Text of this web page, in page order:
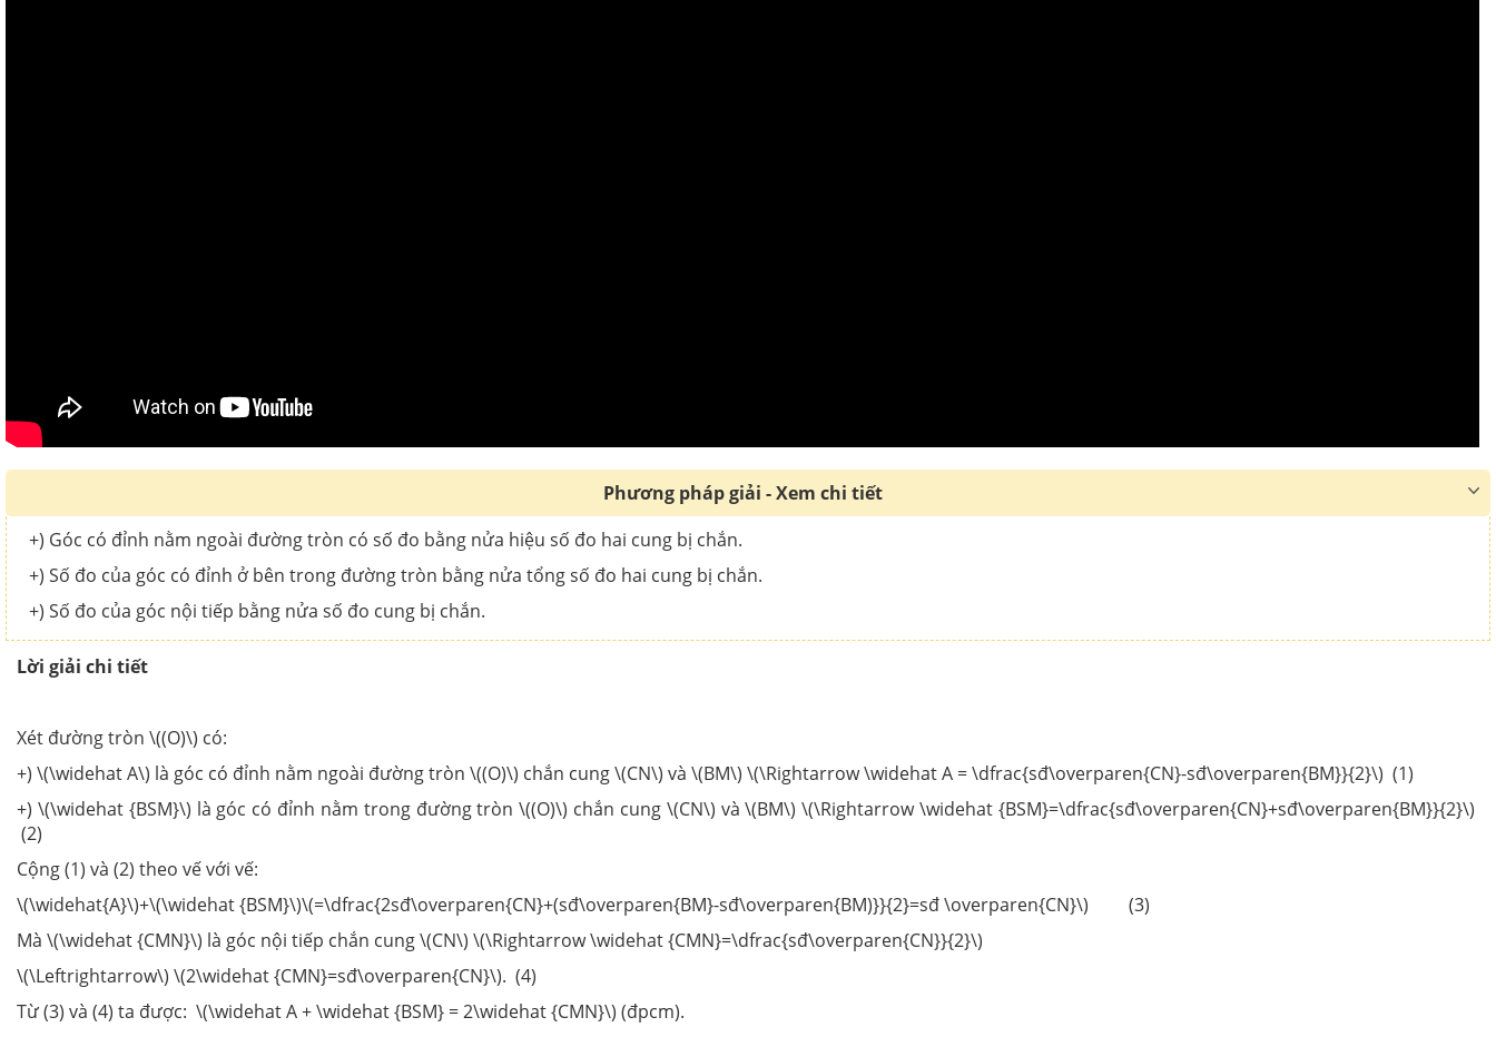
Phương pháp giải - Xem chi tiết
+) Góc có đỉnh nằm ngoài đường tròn có số đo bằng nửa hiệu số đo hai cung bị chắn.
+) Số đo của góc có đỉnh ở bên trong đường tròn bằng nửa tổng số đo hai cung bị chắn.
+) Số đo của góc nội tiếp bằng nửa số đo cung bị chắn.
Lời giải chi tiết
Xét đường tròn \((O)\) có:
+) \(\widehat A\) là góc có đỉnh nằm ngoài đường tròn \((O)\) chắn cung \(CN\) và \(BM\) \(\Rightarrow \widehat A = \dfrac{sđ\overparen{CN}-sđ\overparen{BM}}{2}\) (1)
+) \(\widehat {BSM}\) là góc có đỉnh nằm trong đường tròn \((O)\) chắn cung \(CN\) và \(BM\) \(\Rightarrow \widehat {BSM}=\dfrac{sđ\overparen{CN}+sđ\overparen{BM}}{2}\)
(2)
Cộng (1) và (2) theo vế với vế:
\(\widehat{A}\)+\(\widehat {BSM}\)\(=\dfrac{2sđ\overparen{CN}+(sđ\overparen{BM}-sđ\overparen{BM)}}{2}=sđ \overparen{CN}\) (3)
Mà \(\widehat {CMN}\) là góc nội tiếp chắn cung \(CN\) \(\Rightarrow \widehat {CMN}=\dfrac{sđ\overparen{CN}}{2}\)
\(\Leftrightarrow\) \(2\widehat {CMN}=sđ\overparen{CN}\). (4)
Từ (3) và (4) ta được: \(\widehat A + \widehat {BSM} = 2\widehat {CMN}\) (đpcm).